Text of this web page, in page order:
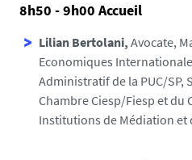
8h50 - 9h00 Accueil
Lilian Bertolani, Avocate,
Economiques
Administratif de la PUC/SP,
Chambre Ciesp/Fiesp et du
Institutions de Médiation et